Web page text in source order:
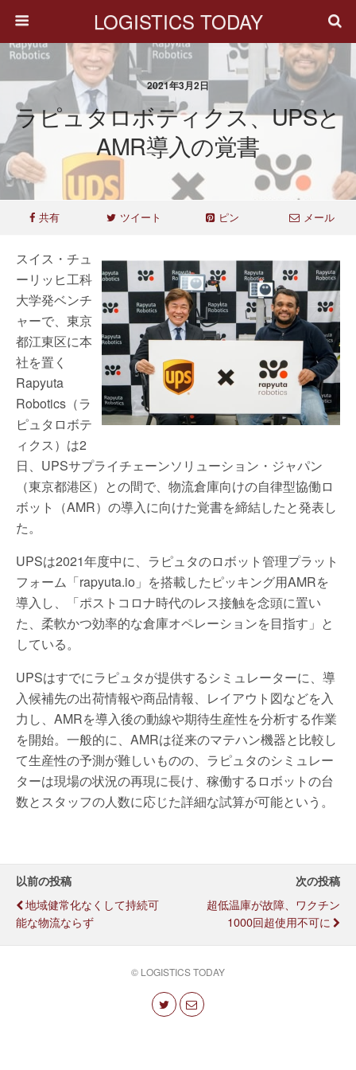
LOGISTICS TODAY
2021年3月2日
ラピュタロボティクス、UPSと
AMR導入の覚書
共有 ツイート ピン メール
スイス・チュ
ーリッヒ工科
大学発ベンチ
ャーで、東京
都江東区に本
社を置く
Rapyuta
Robotics（ラ
ピュタロボテ
ィクス）は2
日、UPSサプライチェーンソリューション・ジャパン
（東京都港区）との間で、物流倉庫向けの自律型協働ロ
ボット（AMR）の導入に向けた覚書を締結したと発表し
た。
UPSは2021年度中に、ラピュタのロボット管理プラット
フォーム「rapyuta.io」を搭載したピッキング用AMRを
導入し、「ポストコロナ時代のレス接触を念頭に置い
た、柔軟かつ効率的な倉庫オペレーションを目指す」と
している。
UPSはすでにラピュタが提供するシミュレーターに、導
入候補先の出荷情報や商品情報、レイアウト図などを入
力し、AMRを導入後の動線や期待生産性を分析する作業
を開始。一般的に、AMRは従来のマテハン機器と比較し
て生産性の予測が難しいものの、ラピュタのシミュレー
ターは現場の状況の再現に長け、稼働するロボットの台
数とスタッフの人数に応じた詳細な試算が可能という。
以前の投稿
地域健常化なくして持続可
能な物流ならず
次の投稿
超低温庫が故障、ワクチン
1000回超使用不可に
© LOGISTICS TODAY